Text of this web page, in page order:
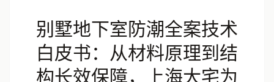
别墅地下室防潮全案技术
白皮书：从材料原理到结
构长效保障，上海大宅为
房屋面积（㎡）